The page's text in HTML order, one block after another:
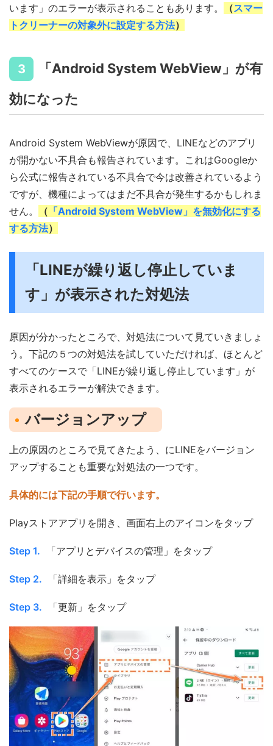
います」のエラーが表示されることもあります。
（スマー
トクリーナーの対象外に設定する方法）
3
「Android System WebView」が有
効になった
Android System WebViewが原因で、LINEなどのアプリ
が開かない不具合も報告されています。これはGoogleか
ら公式に報告されている不具合で今は改善されているよう
ですが、機種によってはまだ不具合が発生するかもしれま
せん。
（ 「Android System WebView」を無効化にする
する方法）
「LINEが繰り返し停止していま
す」が表示された対処法
原因が分かったところで、対処法について見ていきましょ
う。下記の５つの対処法を試していただければ、ほとんど
すべてのケースで「LINEが繰り返し停止しています」が
表示されるエラーが解決できます。
バージョンアップ
上の原因のところで見てきたよう、にLINEをバージョン
アップすることも重要な対処法の一つです。
具体的には下記の手順で行います。
Playストアアプリを開き、画面右上のアイコンをタップ
Step 1. 「アプリとデバイスの管理」をタップ
Step 2. 「詳細を表示」をタップ
Step 3. 「更新」をタップ